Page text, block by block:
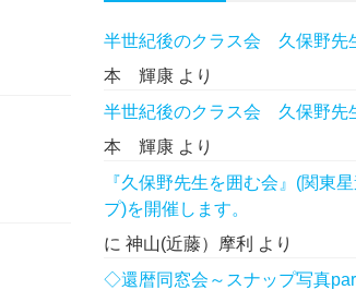
半世紀後のクラス会 久保野先
本 輝康 より
半世紀後のクラス会 久保野先
本 輝康 より
『久保野先生を囲む会』(関東
プ)を開催します。
に 神山(近藤）摩利 より
◇還暦同窓会～スナップ写真